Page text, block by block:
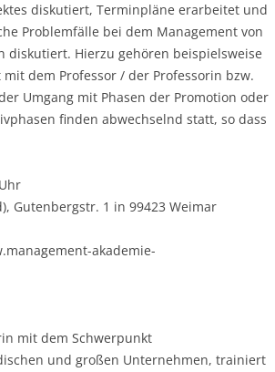
diskutiert, Terminpläne erarbeitet und
Problemfälle bei dem Management von
diskutiert. Hierzu gehören beispielsweise
dem Professor / der Professorin bzw.
Umgang mit Phasen der Promotion oder
finden abwechselnd statt, so dass
Gutenbergstr. 1 in 99423 Weimar
akademie-
mit dem Schwerpunkt
und großen Unternehmen, trainiert